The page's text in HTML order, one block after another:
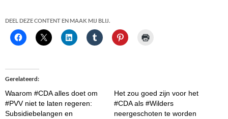
DEEL DEZE CONTENT EN MAAK MIJ BLIJ.
Gerelateerd
Waarom #CDA alles doet om
#PVV niet te laten regeren:
Subsidiebelangen en
Het zou goed zijn voor het
#CDA als #Wilders
neergeschoten te worden